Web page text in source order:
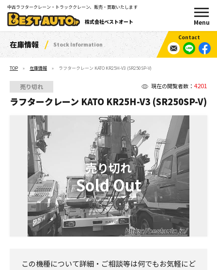
中古ラフタークレーン・トラッククレーン、販売・買取いたします
株式会社ベストオート
在庫情報 Stock Information
TOP 在庫情報 ラフタークレーン KATO KR25H-V3 (SR250SP-V)
現在の閲覧者数： 4201
売り切れ
ラフタークレーン KATO KR25H-V3 (SR250SP-V)
この機種について詳細・ご相談等は何でもお気軽にど